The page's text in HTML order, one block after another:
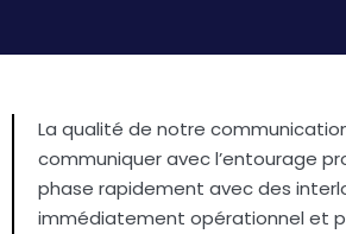
La qualité de notre
communiquer avec l’entourage
phase rapidement avec des
immédiatement opérationnel et